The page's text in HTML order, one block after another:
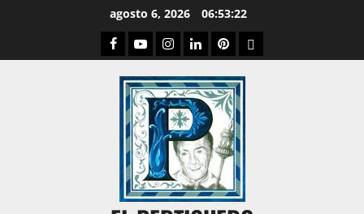
agosto 6, 2026 06:53:23
Facebook
YoutubeInstagram
LinkedPinterestDribbble